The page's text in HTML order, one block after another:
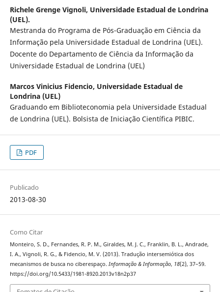
Richele Grenge Vignoli, Universidade Estadual de Londrina
(UEL).
Mestranda do Programa de Pós-Graduação em Ciência da
Informação pela Universidade Estadual de Londrina (UEL).
Docente do Departamento de Ciência da Informação da
Universidade Estadual de Londrina (UEL)
Marcos Vinicius Fidencio, Universidade Estadual de
Londrina (UEL)
Graduando em Biblioteconomia pela Universidade Estadual
de Londrina (UEL). Bolsista de Iniciação Científica PIBIC.
PDF
Publicado
2013-08-30
Como Citar
Monteiro, S. D., Fernandes, R. P. M., Giraldes, M. J. C., Franklin, B. L., Andrade,
I. A., Vignoli, R. G., & Fidencio, M. V. (2013). Tradução intersemiótica dos
mecanismos de busca no ciberespaço. Informação & Informação, 18(2), 37–59.
https://doi.org/10.5433/1981-8920.2013v18n2p37